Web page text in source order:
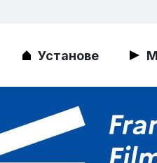
Установе